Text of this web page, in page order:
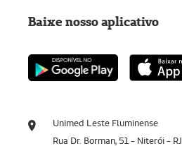
Unimed Leste Fluminense
Rua Dr. Borman, 51 - Niterói - RJ
Baixe nosso aplicativo